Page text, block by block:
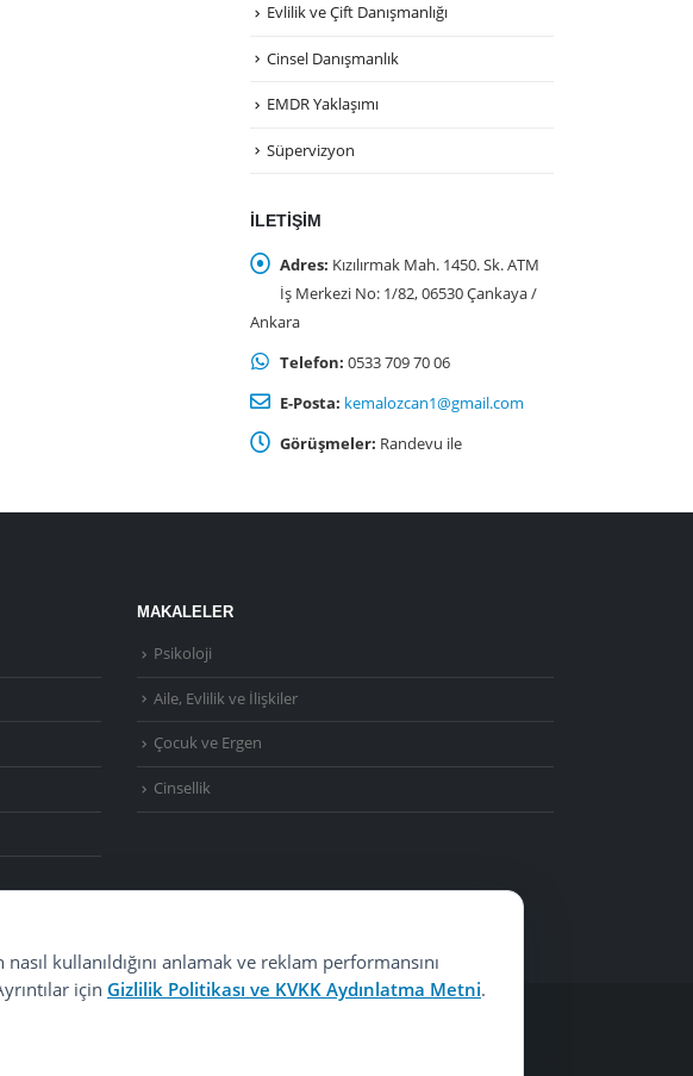
Evlilik ve Çift Danışmanlığı
Cinsel Danışmanlık
EMDR Yaklaşımı
Süpervizyon
İLETIŞIM
Adres: Kızılırmak Mah. 1450. Sk. ATM
İş Merkezi No: 1/82, 06530 Çankaya /
Ankara
Telefon: 0533 709 70 06
E-Posta: kemalozcan1@gmail.com
Görüşmeler: Randevu ile
MAKALELER
Psikoloji
Aile, Evlilik ve İlişkiler
Çocuk ve Ergen
Cinsellik
kullanıldığını anlamak ve reklam performansını
için Gizlilik Politikası ve KVKK Aydınlatma Metni.